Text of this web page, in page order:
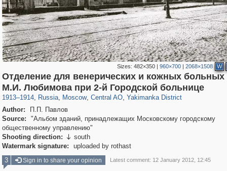
Sizes:482×350 |960×700 |2068×1508 W
Отделение для венерических и кожных
М.И. Любимова при 2-й Городской больнице
1913–1914, Russia
1,407,292 29,248
, Moscow
319,879 8,286
, Central AO
160,021 5,916
, Yakimanka District
13,378 458
Author:
П.П. Павлов
Source:
"Альбом зданий, принадлежащих Московскому городскому
общественному управлению"
Shooting direction:  south
Watermark signature:
uploaded by rothast
3
Sign in to share your opinion Latest comment: 12 January 2012, 12:45